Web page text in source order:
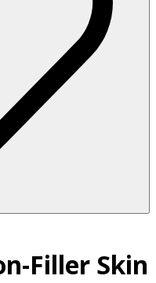
Filler Skin